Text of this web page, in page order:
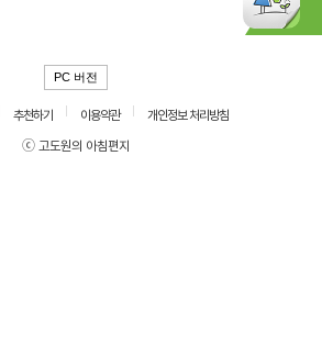
PC 버전
추천하기 이용약관
개인정보 처리방침
ⓒ 고도원의 아침편지